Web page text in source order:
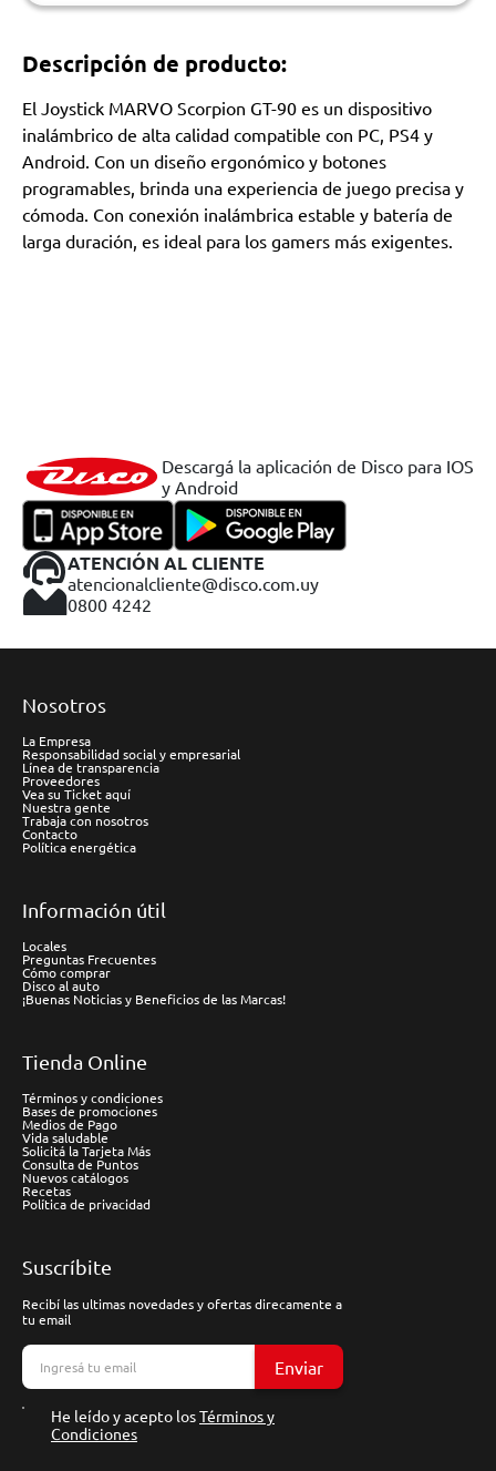
Descripción de producto:
El Joystick MARVO Scorpion GT-90 es un dispositivo
inalámbrico de alta calidad compatible con PC, PS4 y
Android. Con un diseño ergonómico y botones
programables, brinda una experiencia de juego precisa y
cómoda. Con conexión inalámbrica estable y batería de
larga duración, es ideal para los gamers más exigentes.
Descargá la aplicación de Disco para IOS
y Android
ATENCIÓN AL CLIENTE
atencionalcliente@disco.com.uy
0800 4242
Nosotros
La Empresa
Responsabilidad social y empresarial
Línea de transparencia
Proveedores
Vea su Ticket aquí
Nuestra gente
Trabaja con nosotros
Contacto
Política energética
Información útil
Locales
Preguntas Frecuentes
Cómo comprar
Disco al auto
¡Buenas Noticias y Beneficios de las Marcas!
Tienda Online
Términos y condiciones
Bases de promociones
Medios de Pago
Vida saludable
Solicitá la Tarjeta Más
Consulta de Puntos
Nuevos catálogos
Recetas
Política de privacidad
Suscríbite
Recibí las ultimas novedades y ofertas direcamente a
tu email
Enviar
He leído y acepto losTérminos y
Condiciones